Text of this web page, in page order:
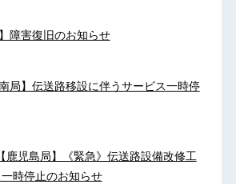
障害復旧のお知らせ
局】伝送路移設に伴うサービス一時停
鹿児島局】《緊急》伝送路設備改修工
時停止のお知らせ